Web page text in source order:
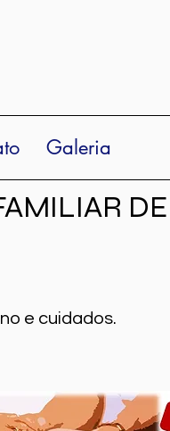
Galeria
DE
e cuidados.